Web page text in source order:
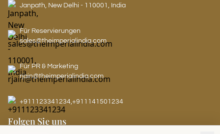
Janpath, New Delhi - 110001, India
Für Reservierungen
sales@theimperialindia.com
Für PR & Marketing
rjain@theimperialindia.com
+911123341234,+911141501234
Folgen Sie uns